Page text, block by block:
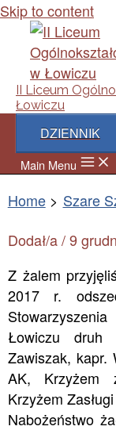
Skip to content
II Liceum
Łowiczu
DZIENNIK
Main Menu
Home
Szare
Dodał/a /9
Z żalem
2017 r.
Łowiczu druh
Zawiszak, kapr.
AK, Krzyżem
Krzyżem
Nabożeństwo